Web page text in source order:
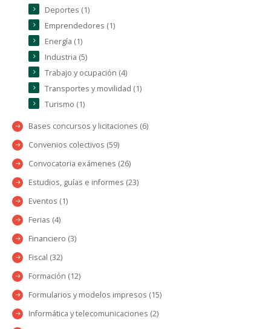
Deportes (1)
Emprendedores (1)
Energía (1)
Industria (5)
Trabajo y ocupación (4)
Transportes y movilidad (1)
Turismo (1)
Bases concursos y licitaciones (6)
Convenios colectivos (59)
Convocatoria exámenes (26)
Estudios, guías e informes (23)
Eventos (1)
Ferias (4)
Financiero (3)
Fiscal (32)
Formación (12)
Formularios y modelos impresos (15)
Informática y telecomunicaciones (2)